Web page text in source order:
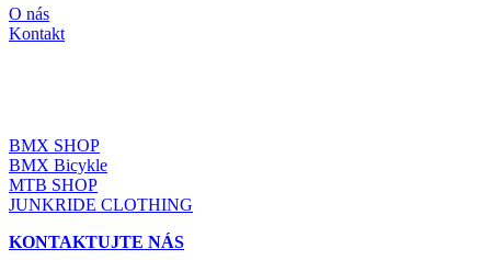
O nás
Kontakt
BMX SHOP
BMX Bicykle
MTB SHOP
JUNKRIDE CLOTHING
KONTAKTUJTE NÁS